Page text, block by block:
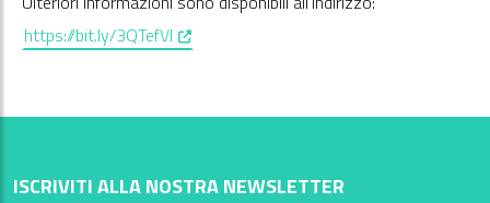
https://bit.ly/3QTefVl , opens in a new window
ISCRIVITI ALLA NOSTRA NEWSLETTER